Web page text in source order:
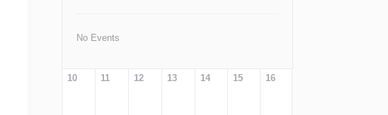
No Events
10 11 12 13 14 15 16